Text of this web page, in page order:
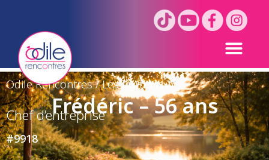
Odile Rencontres/Les Portraits/
Frédéric – 56 ans
Chef d’entreprise
#9918